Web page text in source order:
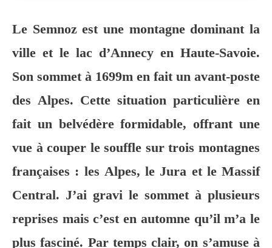
Le Semnoz est une montagne dominant la
ville et le lac d’Annecy en Haute-Savoie.
Son sommet à 1699m en fait un avant-poste
des Alpes. Cette situation particulière en
fait un belvédère formidable, offrant une
vue à couper le souffle sur trois montagnes
françaises : les Alpes, le Jura et le Massif
Central. J’ai gravi le sommet à plusieurs
reprises mais c’est en automne qu’il m’a le
plus fasciné. Par temps clair, on s’amuse à